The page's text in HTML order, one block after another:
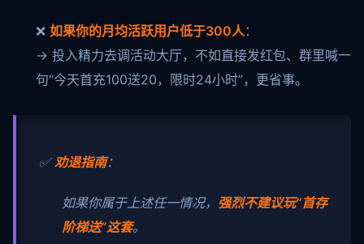
❌ 如果你的月均活跃用户低于300人：
→ 投入精力去调活动大厅，不如直接发红包、群里喊一
句“今天首充100送20，限时24小时”，更省事。
✅劝退指南：
如果你属于上述任一情况， 强烈不建议玩“首存
阶梯送”这套。